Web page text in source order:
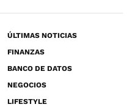
ÚLTIMAS NOTICIAS
FINANZAS
BANCO DE DATOS
NEGOCIOS
LIFESTYLE